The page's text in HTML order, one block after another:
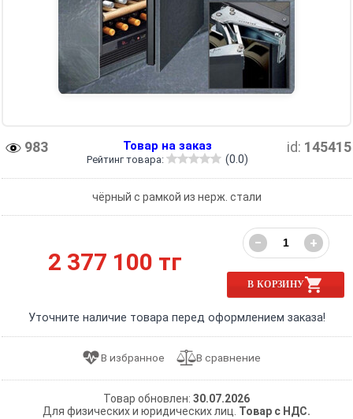
983 id: 145415
Товар на заказ
Рейтинг товара: (0.0)
чёрный с рамкой из нерж. стали
2 377 100 тг
− +
В КОРЗИНУ
Уточните наличие товара перед оформлением заказа!
Товар обновлен: 30.07.2026
Для физических и юридических лиц. Товар с НДС.